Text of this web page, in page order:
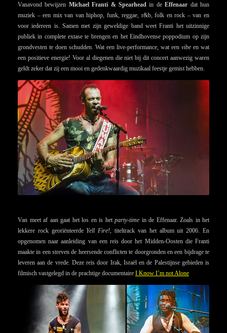
Vanavond bewijzen Michael Franti & Spearhead in deEffenaar dat hun
muziek – een mix van van hiphop, funk, reggae, r&b, folk en rock – van en
voor iedereen is. Samen met zijn geweldige band weet Franti het uitzinnige
publiek in complete extase te brengen en het Eindhovense poppodium op zijn
grondvesten te doen schudden. Wat een live-performance, wat een vibe en wat
een positieve energie! Voor al diegenen die niet bij dit concert aanwezig waren
geldt zeker dat zij een mooi en gedenkwaardig muzikaal feestje gemist hebben.
Van meet af aan gaat het los en is het party-time in de Effenaar. Zoals in het
lekkere rock georiënteerde Yell Fire!, titeltrack van het album uit 2006. En
opgenomen naar aanleiding van een reis door het Midden-Oosten die Franti
maakte in een streven de heersende conflicten te doorgronden en een bijdrage te
leveren aan de vrede. Deze reis door Irak, Israël en de Palestijnse gebieden is
filmisch vastgelegd in de prachtige documentaire I Know I’m not Alone